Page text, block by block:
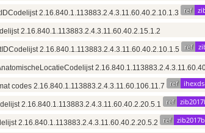
2.16.840.1.113883.2.4.3.11.60.40.2.10.1.3 ref
2.16.840.1.113883.2.4.3.11.60.40.2.15.1.2
2.16.840.1.113883.2.4.3.11.60.40.2.10.1.5 ref
codes 2.16.840.1.113883.2.4.3.11.60.106.11.7 ref
2.16.840.1.113883.2.4.3.11.60.40.2.20.5.1 ref
2.16.840.1.113883.2.4.3.11.60.40.2.20.5.2 ref